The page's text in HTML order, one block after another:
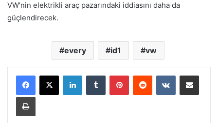
VW’nin elektrikli araç pazarındaki iddiasını daha da
güçlendirecek.
every id1 vw
LinkedInTumblr PinterestReddit VKontakteE-Posta ile paylaş
Yazdır